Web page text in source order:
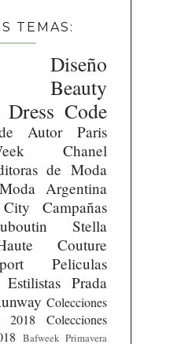
TEMAS:
Diseño
Beauty
Dress Code
Autor
Paris
Chanel
de Moda
Moda Argentina
Campañas
Stella
Couture
Peliculas
Estilistas Prada
Colecciones
2018
Colecciones
Bafweek Primavera